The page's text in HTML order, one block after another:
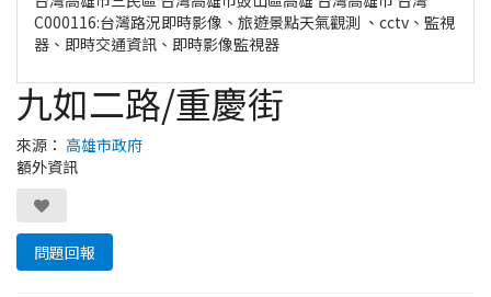
C000116:台灣路況即時影像、旅遊景點天氣觀測 、cctv、監視
器、即時交通資訊、即時影像監視器
九如二路/重慶街
來源： 高雄市政府
額外資訊
問題回報